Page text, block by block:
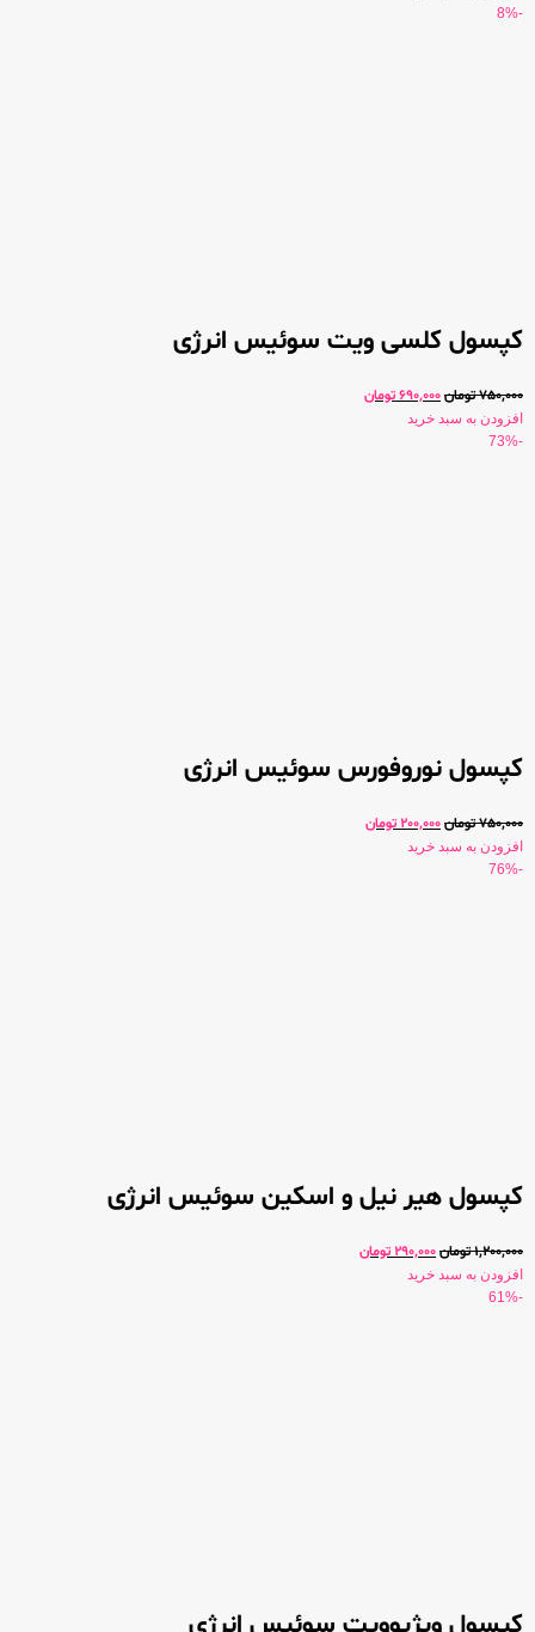
-8%
کپسول کلسی ویت سوئیس انرژی
750,000تومان690,000تومان
افزودن به سبد خرید
-73%
کپسول نوروفورس سوئیس انرژی
750,000تومان200,000 تومان
افزودن به سبد خرید
-76%
کپسول هیر نیل و اسکین سوئیس انرژی
1,200,000تومان290,000 تومان
افزودن به سبد خرید
-61%